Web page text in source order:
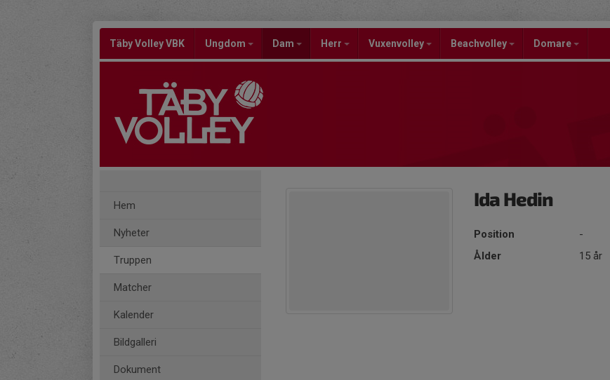
Täby Volley VBK Ungdom Dam Herr Vuxenvolley Beachvolley Domare
Hem
Nyheter
Truppen
Matcher
Kalender
Bildgalleri
Dokument
Ida Hedin
Position
-
Ålder
15 år